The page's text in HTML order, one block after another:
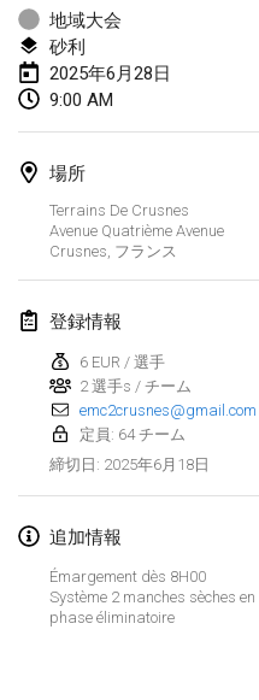
地域大会
砂利
2025年6月28日
9:00 AM
場所
Terrains De Crusnes
Avenue Quatrième Avenue
Crusnes フランス
登録情報
6 EUR / 選手
2 選手s / チーム
emc2crusnes@gmail.com
定員: 64 チーム
締切日 : 2025年6月18日
追加情報
Émargement dès 8H00
Système 2 manches sèches
phase éliminatoire
Indoor Polish Open
2025年1月19日
Tournoi de Mölkky -
2025年1月25日
2025年2月
US Mölkky Winter
2025年2月7日
Open des vendanges
2025年2月8日|
Indoor de la CASAS
SM HalliMölkky -
2025年2月15日|フィン
Warm-up EM Indoor